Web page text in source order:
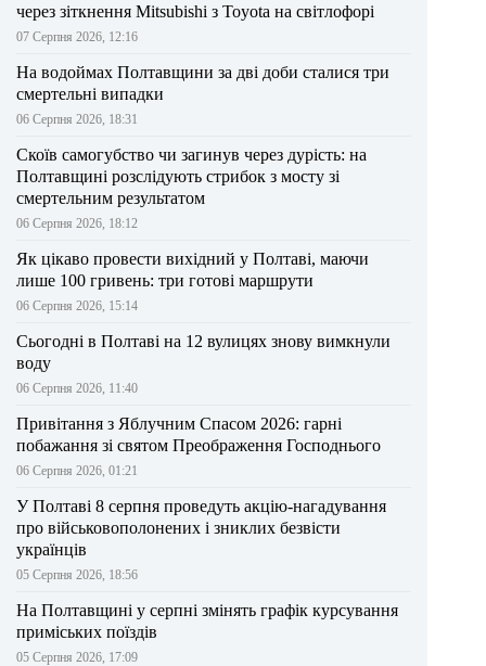
через зіткнення Mitsubishi з Toyota на світлофорі
07 Серпня 2026, 12:16
На водоймах Полтавщини за дві доби сталися три
смертельні випадки
06 Серпня 2026, 18:31
Скоїв самогубство чи загинув через дурість: на
Полтавщині розслідують стрибок з мосту зі
смертельним результатом
06 Серпня 2026, 18:12
Як цікаво провести вихідний у Полтаві, маючи
лише 100 гривень: три готові маршрути
06 Серпня 2026, 15:14
Сьогодні в Полтаві на 12 вулицях знову вимкнули
воду
06 Серпня 2026, 11:40
Привітання з Яблучним Спасом 2026: гарні
побажання зі святом Преображення Господнього
06 Серпня 2026, 01:21
У Полтаві 8 серпня проведуть акцію-нагадування
про військовополонених і зниклих безвісти
українців
05 Серпня 2026, 18:56
На Полтавщині у серпні змінять графік курсування
приміських поїздів
05 Серпня 2026, 17:09